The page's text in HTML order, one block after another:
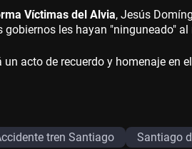
Víctimas del Alvia, Jesús
les hayan "ninguneado"
un acto de recuerdo y homenaje
tren Santiago Santiago